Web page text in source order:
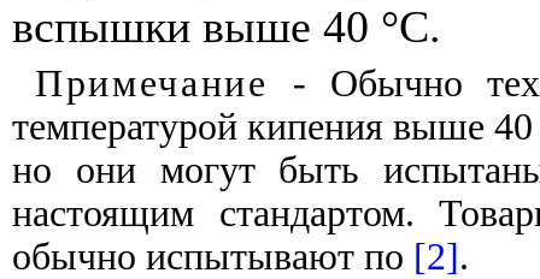
вспышки выше 40 °С.
Примечание - Обычно
температурой кипения выше
но
они могут быть
настоящим
стандартом.
обычно испытывают по [2].